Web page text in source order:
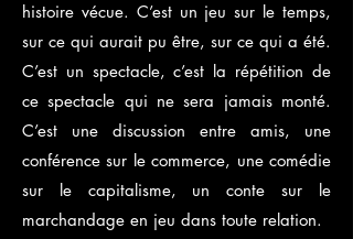
histoire vécue. C’est un jeu sur le temps,
sur ce qui aurait pu être, sur ce qui a été.
C’est un spectacle, c’est la répétition de
ce spectacle qui ne sera jamais monté.
C’est une discussion entre amis, une
conférence sur le commerce, une comédie
sur le capitalisme, un conte sur le
marchandage en jeu dans toute relation.